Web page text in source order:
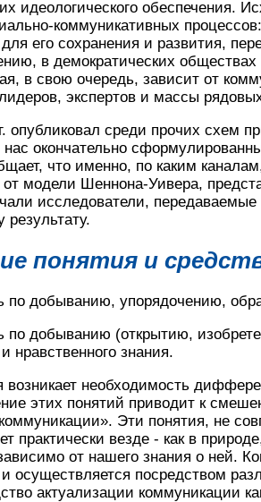
идеологического обеспечения.
коммуникативных
его сохранения и развития,
в демократических
в свою очередь, зависит от
экспертов и массы
опубликовал среди прочих схем
окончательно
что именно, по каким
модели Шеннона-Уивера,
исследователи,
понятия и
по добыванию, упорядочению,
по добыванию (открытию,
нравственного знания.
возникает необходимость
этих понятий приводит к
Эти понятия, не
практически везде - как в
от нашего знания о ней.
осуществляется посредством
актуализации коммуникации